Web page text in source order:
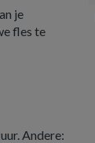
je
fles te
Andere: